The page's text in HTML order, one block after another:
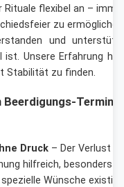
Rituale flexibel an –
zu
und
ist. Unsere Erfahrung
Stabilität zu finden.
Beerdigungs-Termin
Druck – Der Verlust
hilfreich, besonders
Wünsche